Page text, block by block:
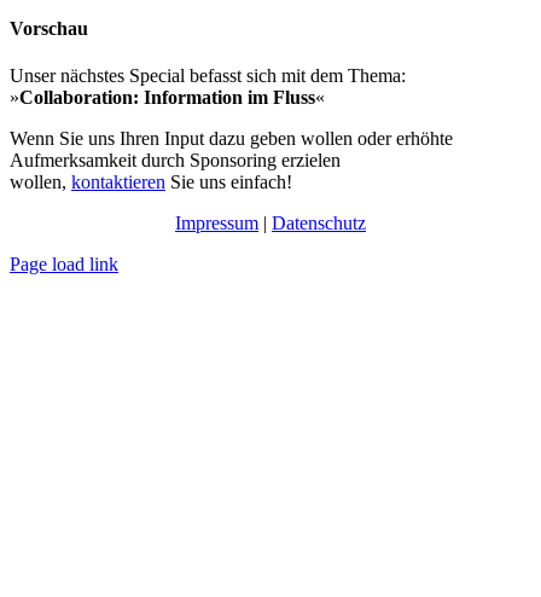
Vorschau
Unser nächstes Special befasst sich mit dem Thema:
»Collaboration: Information im Fluss«
Wenn Sie uns Ihren Input dazu geben wollen oder erhöhte
Aufmerksamkeit durch Sponsoring erzielen
wollen, kontaktieren Sie uns einfach!
Impressum | Datenschutz
Page load link